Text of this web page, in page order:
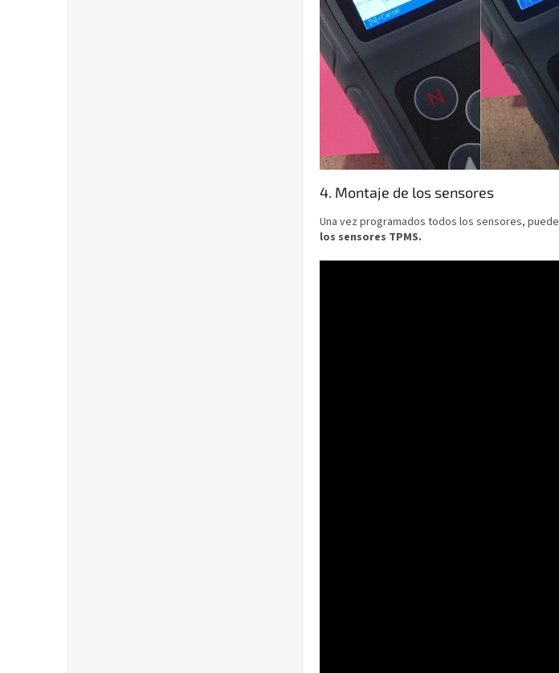
4. Montaje de los sensores
Una vez programados todos los sensores, puede
los sensores TPMS.